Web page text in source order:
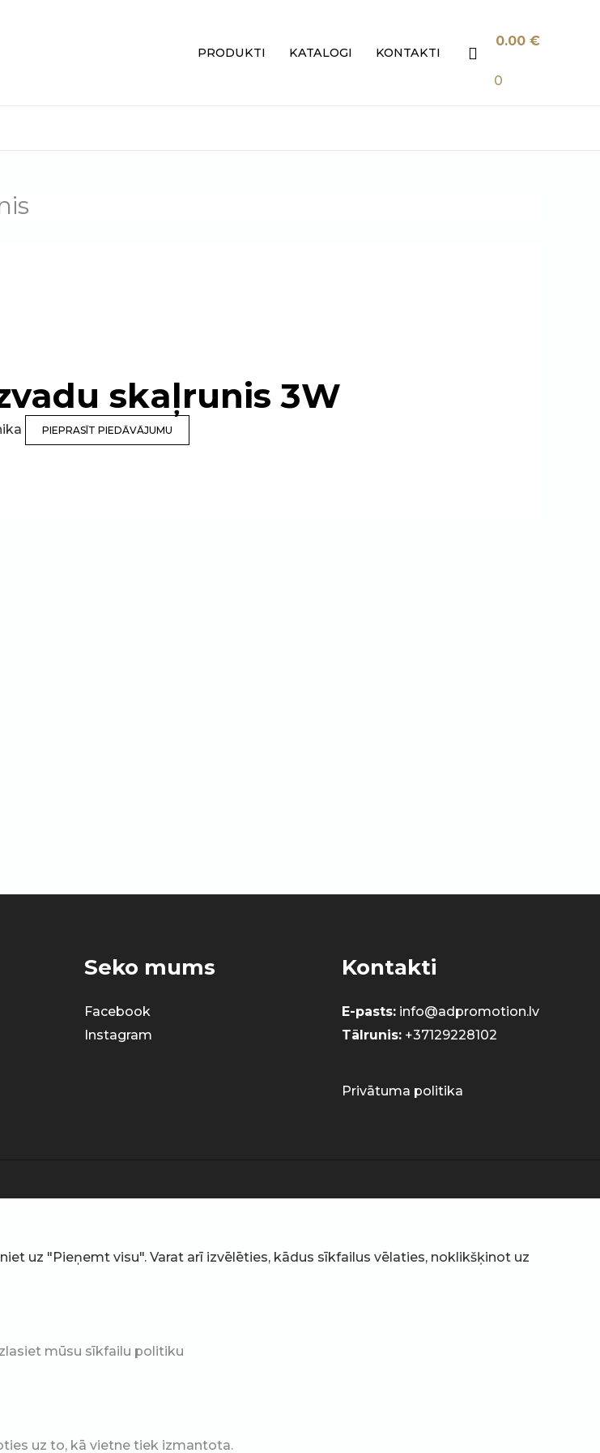
PRODUKTI KATALOGI KONTAKTI Search
0.00 €
0
skaļrunis 3W
PIEPRASĪT PIEDĀVĀJUMU
Seko mums
Facebook
Instagram
Kontakti
E-pasts: info@adpromotion.lv
Tālrunis: +37129228102
Privātuma politika
uz "Pieņemt visu". Varat arī izvēlēties, kādus sīkfailus vēlaties, noklikšķinot uz
mūsu sīkfailu politiku
uz to, kā vietne tiek izmantota.